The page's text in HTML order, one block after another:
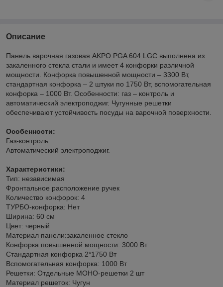
Описание
Панель варочная газовая AKPO PGA 604 LGC выполнена из
закаленного стекла стали и имеет 4 конфорки различной
мощности. Конфорка повышенной мощности – 3300 Вт,
стандартная конфорка – 2 штуки по 1750 Вт, вспомогательная
конфорка – 1000 Вт. Особенности: газ – контроль и
автоматический электроподжиг. Чугунные решетки
обеспечивают устойчивость посуды на варочной поверхности.
Особенности:
Газ-контроль
Автоматический электроподжиг.
Характеристики:
Тип: независимая
Фронтальное расположение ручек
Количество конфорок: 4
ТУРБО-конфорка: Нет
Ширина: 60 см
Цвет: черный
Материал панели:закаленное стекло
Конфорка повышенной мощности: 3000 Вт
Стандартная конфорка 2*1750 Вт
Вспомогательная конфорка: 1000 Вт
Решетки: Отдельные МОНО-решетки 2 шт
Материал решеток: Чугун